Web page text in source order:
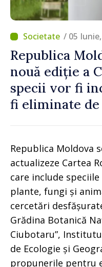
/ 05
Republica
nouă ediție a
specii vor fi
fi eliminate
Republica Moldova
actualizeze Cartea
care include
plante, fungi și
cercetări
Grădina Botanică
Ciubotaru”,
de Ecologie și
propunerile pentru